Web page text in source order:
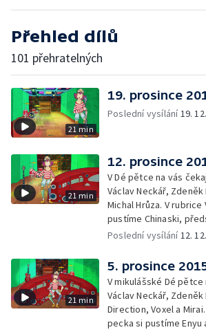
Přehled dílů
101 přehratelných
21 min
19. prosince
Poslední vysílání 19.
21 min
12. prosince
V Dé pětce na vás čekají One Direction, FiHa,
Václav Neckář,
Michal Hrůza. V
pustíme Chinaski,
Polákové a pozveme vás na vánoční koncert
Poslední vysílání 12.
21 min
5. prosince
V mikulášské Dé pětce
Václav Neckář, Zdeněk
Direction, Voxel a
pecka si pustíme Enyu